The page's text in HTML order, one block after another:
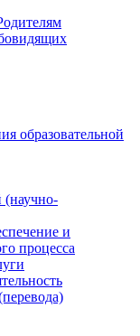
образовательной
(научно-
и
процесса